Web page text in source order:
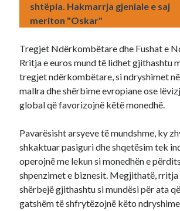
shtëpia. Hakmarrja gjeniale e saj
meriton "Oskar"
Tregjet Ndërkombëtare dhe Fushat e
Rritja e euros mund të lidhet gjithashtu
tregjet ndërkombëtare, si ndryshimet
mallra dhe shërbime evropiane ose
global që favorizojnë këtë monedhë.
Pavarësisht arsyeve të mundshme, ky
shkaktuar pasiguri dhe shqetësim tek
operojnë me lekun si monedhën e
shpenzimet e biznesit. Megjithatë, rritja
shërbejë gjithashtu si mundësi për ata
gatshëm të shfrytëzojnë këto